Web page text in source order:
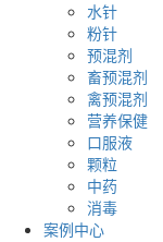
水针
粉针
预混剂
畜预混剂
禽预混剂
营养保健
口服液
颗粒
中药
消毒
案例中心